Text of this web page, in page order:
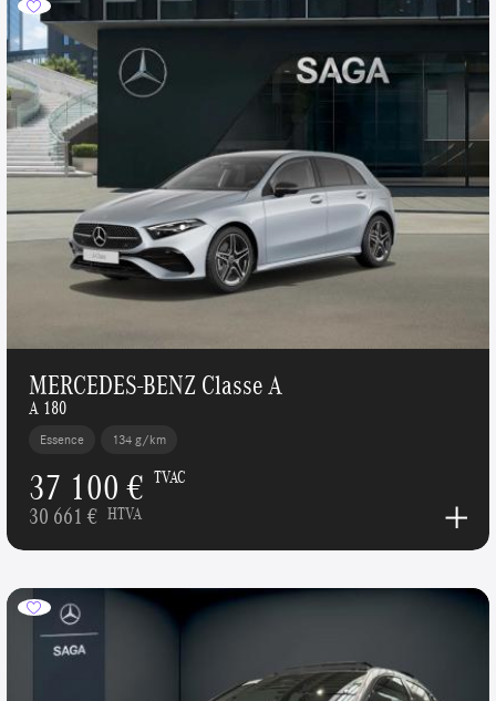
MERCEDES-BENZ Classe A
A 180
Essence 134 g/km
37 100 € TVAC
30 661 € HTVA